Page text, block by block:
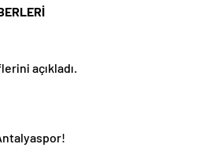
açıkladı.